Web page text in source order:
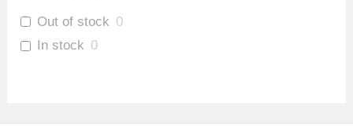
Out of stock 0
In stock 0